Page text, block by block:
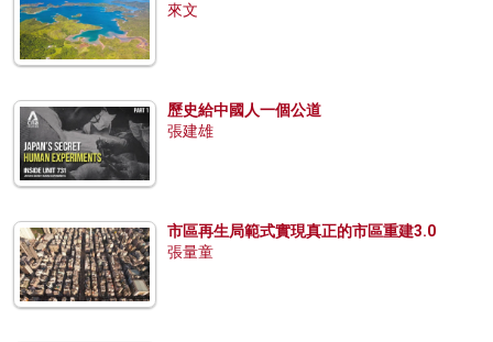
來文
歷史給中國人一個公道
張建雄
市區再生局範式實現真正的市區重建3.0
張量童